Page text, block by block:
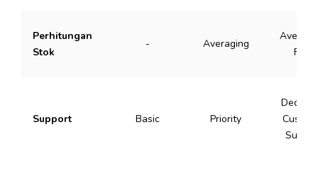
Perhitungan
Stok
- Averaging
FIFO
Support Basic Priority